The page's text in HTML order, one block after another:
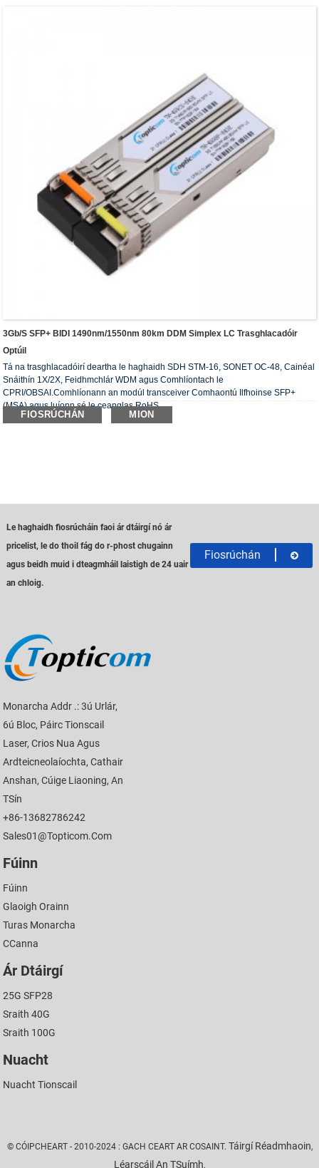
3Gb/s SFP+ BIDI 1490nm/1550nm 80km DDM Simplex LC Trasghlacadóir
Optúil
Tá na trasghlacadóirí deartha le haghaidh SDH STM-16, SONET OC-48, Cainéal
Snáithín 1X/2X, Feidhmchlár WDM agus Comhlíontach le
CPRI/OBSAI.Comhlíonann an modúl transceiver Comhaontú Ilfhoinse SFP+
(MSA) agus luíonn sé le ceanglas RoHS.
FIOSRÚCHÁN MION
Le haghaidh fiosrúcháin faoi ár dtáirgí nó ár
pricelist, le do thoil fág do r-phost chugainn
agus beidh muid i dteagmháil laistigh de 24 uair
an chloig.
Fiosrúchán
Monarcha Addr .: 3ú Urlár,
6ú Bloc, Páirc Tionscail
Laser, Crios Nua Agus
Ardteicneolaíochta, Cathair
Anshan, Cúige Liaoning, An
TSín
+86-13682786242
Sales01@topticom.com
Fúinn
Fúinn
Glaoigh Orainn
Turas Monarcha
CCanna
Ár Dtáirgí
25G SFP28
Sraith 40G
Sraith 100G
Nuacht
Nuacht Tionscail
© CÓIPCHEART - 2010-2024 : GACH CEART AR COSAINT. Táirgí Réadmhaoin,
Léarscáil An TSuímh,